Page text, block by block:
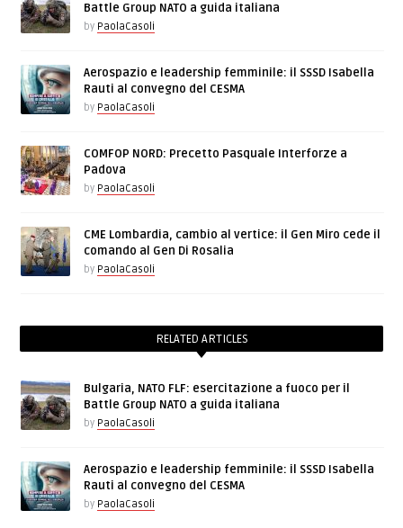
Battle Group NATO a guida italiana
by PaolaCasoli
Aerospazio e leadership femminile: il SSSD Isabella
Rauti al convegno del CESMA
by PaolaCasoli
COMFOP NORD: Precetto Pasquale Interforze a
Padova
by PaolaCasoli
CME Lombardia, cambio al vertice: il Gen Miro cede il
comando al Gen Di Rosalia
by PaolaCasoli
RELATED ARTICLES
Bulgaria, NATO FLF: esercitazione a fuoco per il
Battle Group NATO a guida italiana
by PaolaCasoli
Aerospazio e leadership femminile: il SSSD Isabella
Rauti al convegno del CESMA
by PaolaCasoli